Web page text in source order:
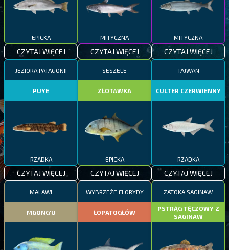
EPICKA
CZYTAJ WIĘCEJ
MITYCZNA
CZYTAJ WIĘCEJ
MITYCZNA
CZYTAJ WIĘCEJ
JEZIORA PATAGONII
PUYE
RZADKA
CZYTAJ WIĘCEJ
SESZELE
ZŁOTAWKA
EPICKA
CZYTAJ WIĘCEJ
TAJWAN
CULTER CZERWIENNY
RZADKA
CZYTAJ WIĘCEJ
MALAWI
MGONG'U
WYBRZEŻE FLORYDY
ŁOPATOGŁÓW
ZATOKA SAGINAW
PSTRĄG TĘCZOWY Z
SAGINAW